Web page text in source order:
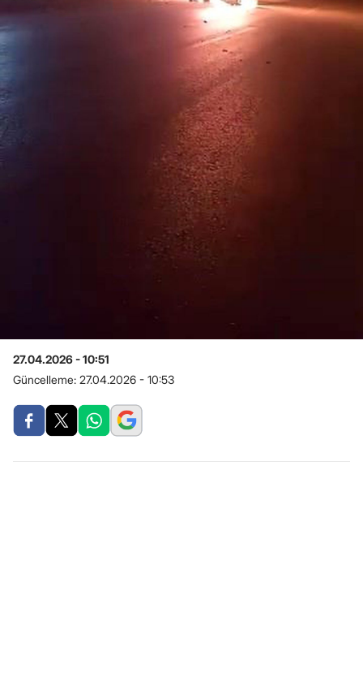
27.04.2026 - 10:51
Güncelleme: 27.04.2026 - 10:53